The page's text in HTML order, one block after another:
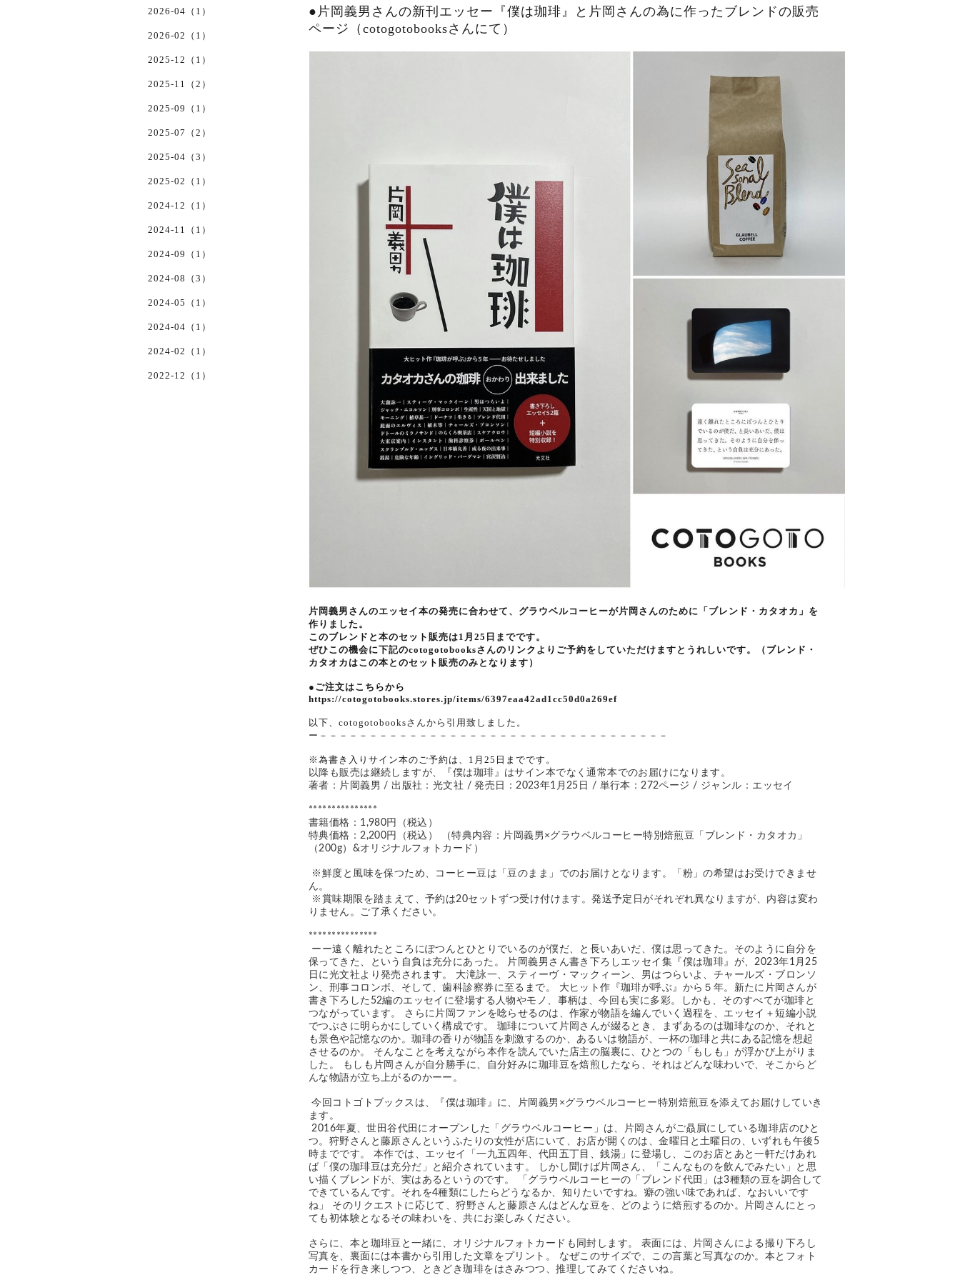
●片岡義男さんの新刊エッセー『僕は珈琲』と片岡さんの為に作ったブレンドの販売
ページ（cotogotobooksさんにて）
片岡義男さんのエッセイ本の発売に合わせて、グラウベルコーヒーが片岡さんのために「ブレンド・カタオカ」を
作りました。
このブレンドと本のセット販売は1月25日までです。
ぜひこの機会に下記のcotogotobooksさんのリンクよりご予約をしていただけますとうれしいです。（ブレンド・
カタオカはこの本とのセット販売のみとなります）
●ご注文はこちらから
https://cotogotobooks.stores.jp/items/6397eaa42ad1cc50d0a269ef
以下、cotogotobooksさんから引用致しました。
ー－－－－－－－－－－－－－－－－－－－－－－－－－－－－－－－－－－－
※為書き入りサイン本のご予約は、1月25日までです。
以降も販売は継続しますが、『僕は珈琲』はサイン本でなく通常本でのお届けになります。
著者：片岡義男 / 出版社：光文社 / 発売日：2023年1月25日 / 単行本：272ページ / ジャンル：エッセイ
***************
書籍価格：1,980円（税込）
特典価格：2,200円（税込） （特典内容：片岡義男×グラウベルコーヒー特別焙煎豆「ブレンド・カタオカ」
（200g）&オリジナルフォトカード）
ん。
りません。ご了承ください。
***************
保ってきた、という自負は充分にあった。 片岡義男さん書き下ろしエッセイ集『僕は珈琲』が、2023年1月25
日に光文社より発売されます。 大滝詠一、スティーヴ・マックィーン、男はつらいよ、チャールズ・ブロンソ
ン、刑事コロンボ、そして、歯科診察券に至るまで。 大ヒット作『珈琲が呼ぶ』から５年。新たに片岡さんが
書き下ろした52編のエッセイに登場する人物やモノ、事柄は、今回も実に多彩。しかも、そのすべてが珈琲と
つながっています。 さらに片岡ファンを唸らせるのは、作家が物語を編んでいく過程を、エッセイ＋短編小説
でつぶさに明らかにしていく構成です。 珈琲について片岡さんが綴るとき、まずあるのは珈琲なのか、それと
も景色や記憶なのか。珈琲の香りが物語を刺激するのか、あるいは物語が、一杯の珈琲と共にある記憶を想起
させるのか。 そんなことを考えながら本作を読んでいた店主の脳裏に、ひとつの「もしも」が浮かび上がりま
した。 もしも片岡さんが自分勝手に、自分好みに珈琲豆を焙煎したなら、それはどんな味わいで、そこからど
んな物語が立ち上がるのかーー。
今回コトゴトブックスは、『僕は珈琲』に、片岡義男×グラウベルコーヒー特別焙煎豆を添えてお届けしていき
ます。
つ。狩野さんと藤原さんというふたりの女性が店にいて、お店が開くのは、金曜日と土曜日の、いずれも午後5
時までです。 本作では、エッセイ「一九五四年、代田五丁目、銭湯」に登場し、このお店とあと一軒だけあれ
ば「僕の珈琲豆は充分だ」と紹介されています。 しかし聞けば片岡さん、「こんなものを飲んでみたい」と思
い描くブレンドが、実はあるというのです。 「グラウベルコーヒーの「ブレンド代田」は3種類の豆を調合して
できているんです。それを4種類にしたらどうなるか、知りたいですね。癖の強い味であれば、なおいいです
ね」 そのリクエストに応じて、狩野さんと藤原さんはどんな豆を、どのように焙煎するのか。片岡さんにとっ
ても初体験となるその味わいを、共にお楽しみください。
さらに、本と珈琲豆と一緒に、オリジナルフォトカードも同封します。 表面には、片岡さんによる撮り下ろし
写真を、裏面には本書から引用した文章をプリント。 なぜこのサイズで、この言葉と写真なのか。本とフォト
カードを行き来しつつ、ときどき珈琲をはさみつつ、推理してみてくださいね。
2026-04（1）
2026-02（1）
2025-12（1）
2025-11（2）
2025-09（1）
2025-07（2）
2025-04（3）
2025-02（1）
2024-12（1）
2024-11（1）
2024-09（1）
2024-08（3）
2024-05（1）
2024-04（1）
2024-02（1）
2022-12（1）